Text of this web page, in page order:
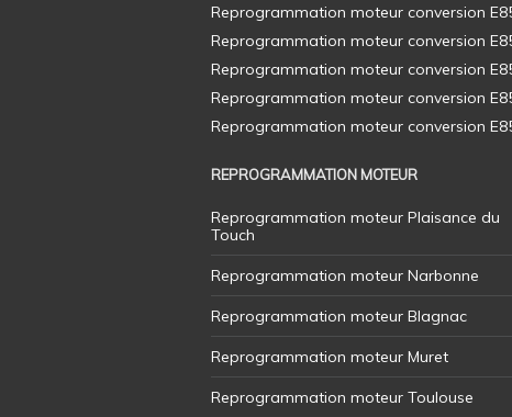
REPROGRAMMATION MOTEUR
Reprogrammation moteur Plaisance du
Touch
Reprogrammation moteur Narbonne
Reprogrammation moteur Blagnac
Reprogrammation moteur Muret
Reprogrammation moteur Toulouse
Reprogrammation moteur conversion
Reprogrammation moteur conversion
Reprogrammation moteur conversion
Reprogrammation moteur conversion
Reprogrammation moteur conversion